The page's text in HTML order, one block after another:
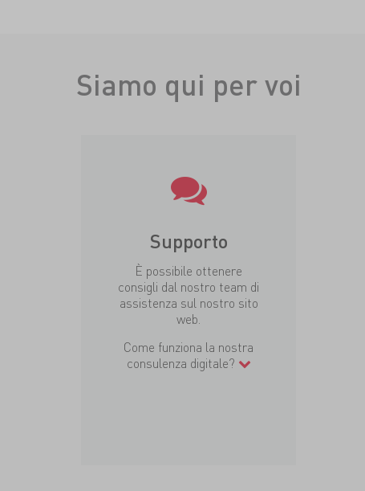
Siamo qui per voi
Supporto
È possibile ottenere
consigli dal nostro team di
assistenza sul nostro sito
web.
Come funziona la nostra
consulenza digitale?